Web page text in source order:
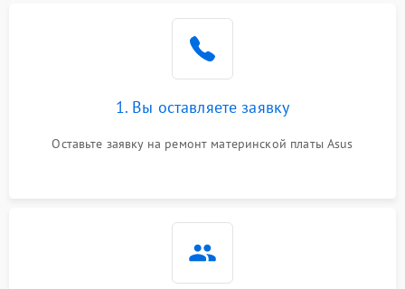
1. Вы оставляете заявку
Оставьте заявку на ремонт материнской платы Asus